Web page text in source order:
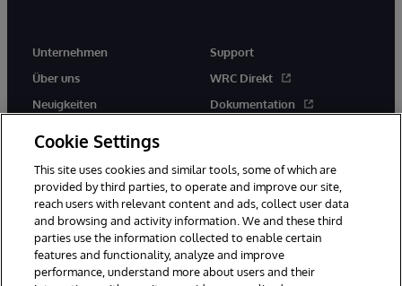
Unternehmen
Über uns
Neuigkeiten
Support
WRC Direkt
Dokumentation
© 1996-2026 InterSystems Corporation, Boston, MA. Alle Rechte
Cookie Settings
This site uses cookies and similar tools, some of which are
provided by third parties, to operate and improve our site,
reach users with relevant content and ads, collect user data
and browsing and activity information. We and these third
parties use the information collected to enable certain
features and functionality, analyze and improve
performance, understand more about users and their